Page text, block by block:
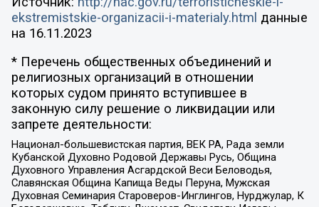
ekstremistskie-organizacii-i-materialy.html данные
на 16.11.2023
* Перечень общественных объединений и
религиозных организаций в отношении
которых судом принято вступившее в
законную силу решение о ликвидации или
запрете деятельности:
Национал-большевистская партия, ВЕК РА, Рада земли
Кубанской Духовно Родовой Державы Русь, Община
Духовного Управления Асгардской Веси Беловодья,
Славянская Община Капища Веды Перуна, Мужская
Духовная Семинария Староверов-Инглингов, Нурджулар, К